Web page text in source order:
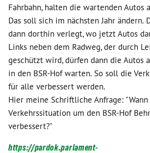
Fahrbahn, halten die wartenden Autos
Das soll sich im nächsten Jahr ändern.
dann dorthin verlegt, wo jetzt Autos
Links neben dem Radweg, der durch
geschützt wird, dürfen dann die Autos
in den BSR-Hof warten. So soll die
für alle verbessert werden.
Hier meine Schriftliche Anfrage:
Verkehrssituation um den BSR-Hof
verbessert?"
https://pardok.parlament-